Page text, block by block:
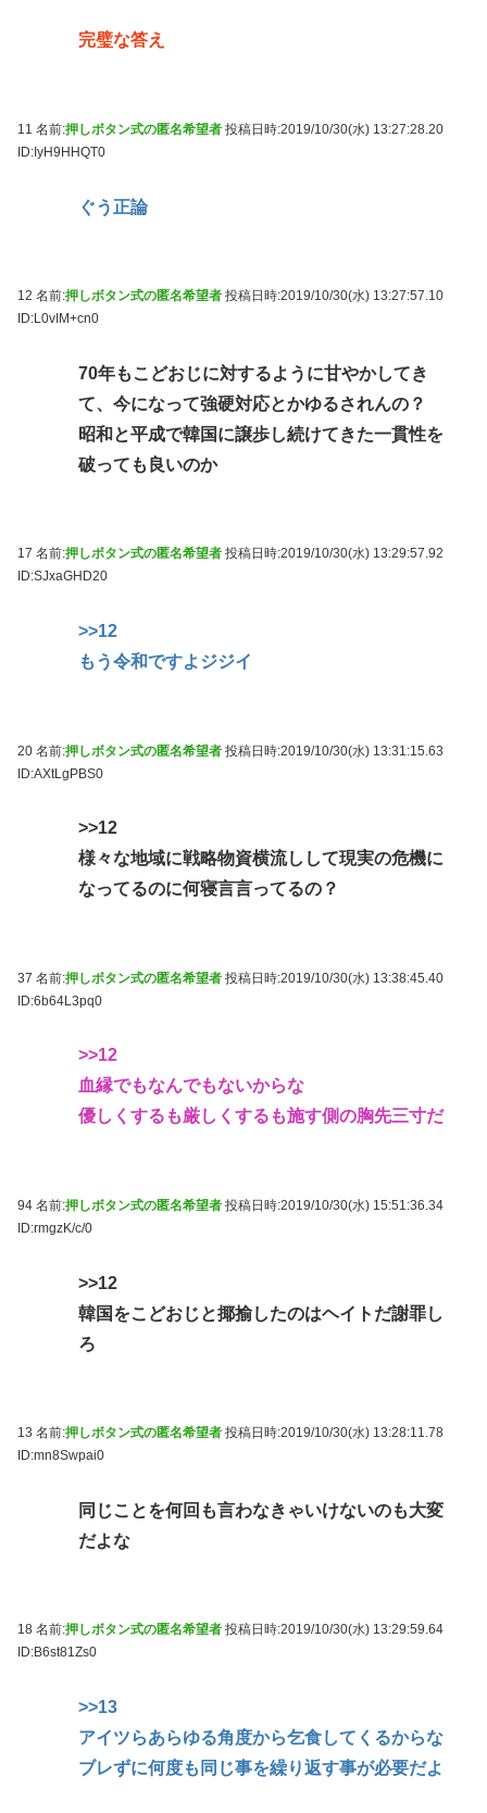
完璧な答え
11 名前:押しボタン式の匿名希望者 投稿日時:2019/10/30(水) 13:27:28.20
ID:IyH9HHQT0
ぐう正論
12 名前:押しボタン式の匿名希望者 投稿日時:2019/10/30(水) 13:27:57.10
ID:L0vIM+cn0
70年もこどおじに対するように甘やかしてき
て、今になって強硬対応とかゆるされんの？
昭和と平成で韓国に譲歩し続けてきた一貫性を
破っても良いのか
17 名前:押しボタン式の匿名希望者 投稿日時:2019/10/30(水) 13:29:57.92
ID:SJxaGHD20
>>12
もう令和ですよジジイ
20 名前:押しボタン式の匿名希望者 投稿日時:2019/10/30(水) 13:31:15.63
ID:AXtLgPBS0
>>12
様々な地域に戦略物資横流しして現実の危機に
なってるのに何寝言言ってるの？
37 名前:押しボタン式の匿名希望者 投稿日時:2019/10/30(水) 13:38:45.40
ID:6b64L3pq0
>>12
血縁でもなんでもないからな
優しくするも厳しくするも施す側の胸先三寸だ
94 名前:押しボタン式の匿名希望者 投稿日時:2019/10/30(水) 15:51:36.34
ID:rmgzK/c/0
>>12
韓国をこどおじと揶揄したのはヘイトだ謝罪し
ろ
13 名前:押しボタン式の匿名希望者 投稿日時:2019/10/30(水) 13:28:11.78
ID:mn8Swpai0
同じことを何回も言わなきゃいけないのも大変
だよな
18 名前:押しボタン式の匿名希望者 投稿日時:2019/10/30(水) 13:29:59.64
ID:B6st81Zs0
>>13
アイツらあらゆる角度から乞食してくるからな
ブレずに何度も同じ事を繰り返す事が必要だよ